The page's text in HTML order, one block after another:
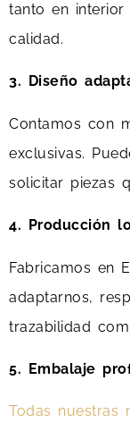
tanto en
calidad.
3. Diseño
Contamos con
exclusivas.
solicitar piezas
4. Producción
Fabricamos en
adaptarnos,
trazabilidad
5. Embalaje
Todas nuestras